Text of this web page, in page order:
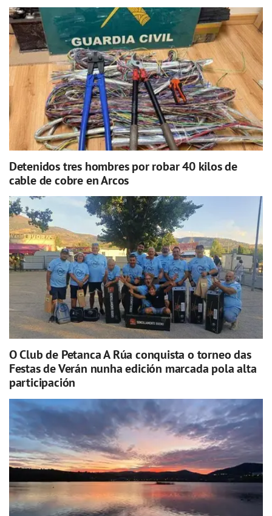
Detenidos tres hombres por robar 40 kilos de
cable de cobre en Arcos
O Club de Petanca A Rúa conquista o torneo das
Festas de Verán nunha edición marcada pola alta
participación